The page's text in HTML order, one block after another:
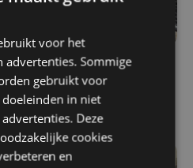
| 17:39
Oostende: lange wachtrij
Glimt
voor het
advertenties. Sommige
gebruikt voor
in niet
Deze
cookies
en